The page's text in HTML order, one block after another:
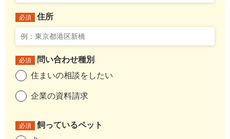
必須 住所
必須
問い合わせ種別
住まいの相談をしたい
企業の資料請求
必須
飼っているペット